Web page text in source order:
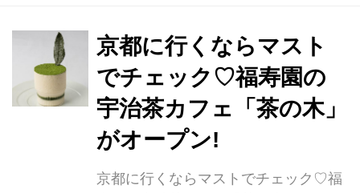
中でふわりと溶ける、雪のような氷の
食感にこだわったかき氷は3種類。 な
かでも権八が新たに開発したという、
そば茶を使ったかき氷「そば茶×あず
きクリーム」はトライしてみたい一品
削った香ばしいかき氷に、濃厚なあず
京都に行くならマスト
でチェック♡福寿園の
宇治茶カフェ「茶の木」
がオープン!
京都に行くならマストでチェック♡福